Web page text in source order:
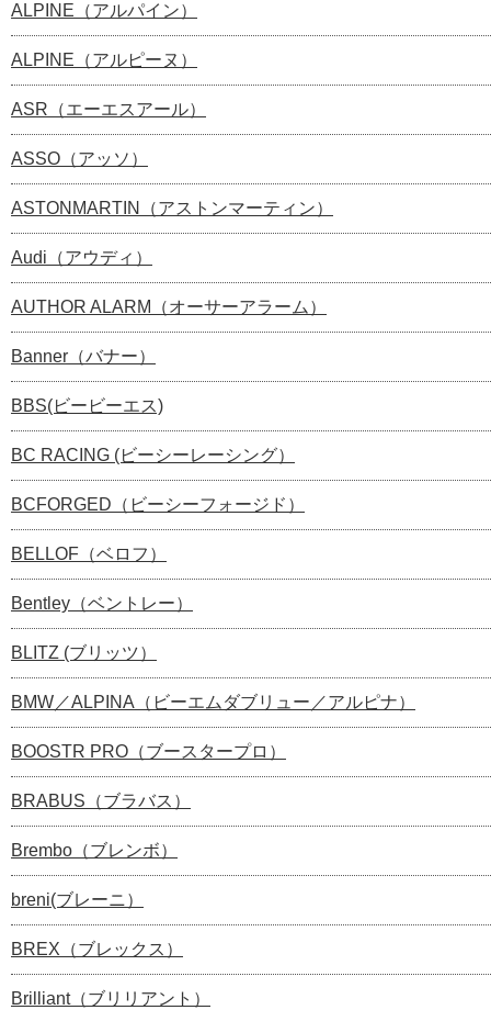
ALPINE（アルパイン）
ALPINE（アルピーヌ）
ASR（エーエスアール）
ASSO（アッソ）
ASTONMARTIN（アストンマーティン）
Audi（アウディ）
AUTHOR ALARM（オーサーアラーム）
Banner（バナー）
BBS(ビービーエス)
BC RACING (ビーシーレーシング）
BCFORGED（ビーシーフォージド）
BELLOF（ベロフ）
Bentley（ベントレー）
BLITZ (ブリッツ）
BMW／ALPINA（ビーエムダブリュー／アルピナ）
BOOSTR PRO（ブースタープロ）
BRABUS（ブラバス）
Brembo（ブレンボ）
breni(ブレーニ）
BREX（ブレックス）
Brilliant（ブリリアント）